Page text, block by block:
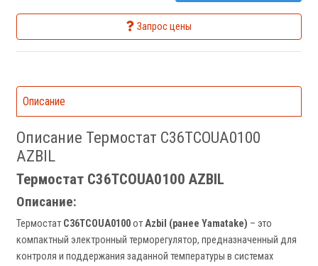
Запрос цены
Описание
Описание Термостат C36TCOUA0100
AZBIL
Термостат C36TCOUA0100 AZBIL
Описание:
Термостат C36TCOUA0100отAzbil (ранее Yamatake) – это
компактный электронный терморегулятор, предназначенный для
контроля и поддержания заданной температуры в системах